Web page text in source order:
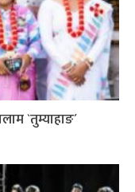
`तुम्याहाङ´